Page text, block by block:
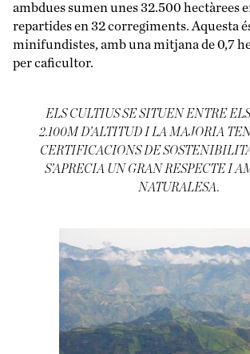
ambdues sumen unes 32.500 hectàrees
repartides en 32 corregiments. Aquesta
minifundistes, amb una mitjana de 0,7
per caficultor.
ELS CULTIUS SE SITUEN ENTRE
2.100M D’ALTITUD I LA MAJORIA
CERTIFICACIONS DE
S’APRECIA UN GRAN RESPECTE I
NATURALESA.